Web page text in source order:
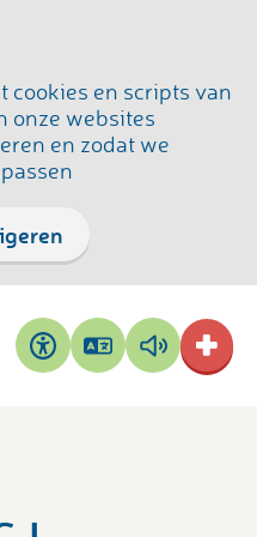
cookies en scripts van
onze websites
en zodat we
Toegankelijkheid
Pagina
vertalen
Pagina
voorlezen